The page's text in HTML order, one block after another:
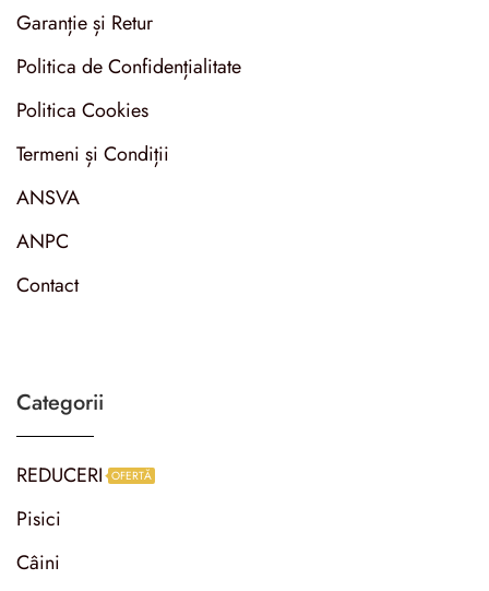
Garanție și Retur
Politica de Confidențialitate
Politica Cookies
Termeni și Condiții
ANSVA
ANPC
Contact
Categorii
REDUCERI OFERTĂ
Pisici
Câini